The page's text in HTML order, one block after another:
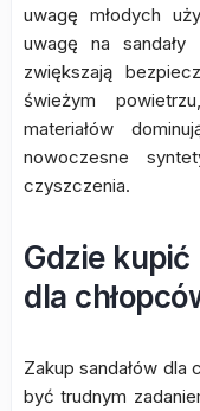
uwagę młodych
uwagę na sandały
zwiększają
świeżym
materiałów
nowoczesne
czyszczenia.
Gdzie kupić
dla
Zakup sandałów dla
być trudnym